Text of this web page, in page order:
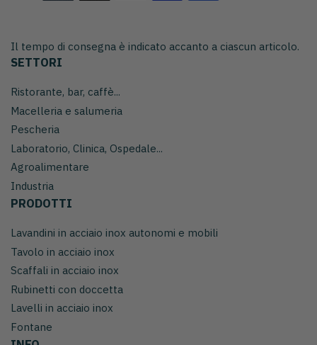
Il tempo di consegna è indicato accanto a ciascun articolo.
SETTORI
Ristorante, bar, caffè...
Macelleria e salumeria
Pescheria
Laboratorio, Clinica, Ospedale...
Agroalimentare
Industria
PRODOTTI
Lavandini in acciaio inox autonomi e mobili
Tavolo in acciaio inox
Scaffali in acciaio inox
Rubinetti con doccetta
Lavelli in acciaio inox
Fontane